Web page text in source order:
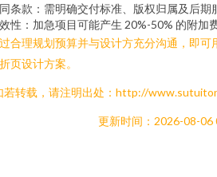
条款：需明确交付标准、版权归属及后期
性：加急项目可能产生 20%-50% 的附加
合理规划预算并与设计方充分沟通，即
页设计方案。
若转载，请注明出处：http://
更新时间：2026-08-06